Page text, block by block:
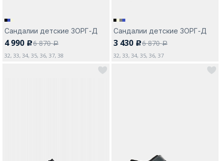
Сандалии детские ЗОРГ-Д
4 990 c6 870a
32, 33, 34, 35, 36, 37, 38
Сандалии детские ЗОРГ-Д
3 430 c6 870a
32, 33, 34, 35, 36, 37